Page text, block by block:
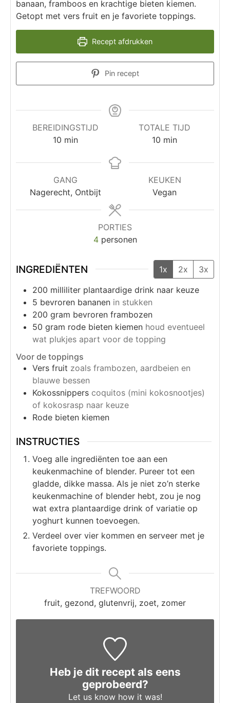
banaan, framboos en krachtige bieten kiemen.
Getopt met vers fruit en je favoriete toppings.
Recept afdrukken
Pin recept
BEREIDINGSTIJD
10 min
TOTALE TIJD
10 min
GANG
Nagerecht, Ontbijt
KEUKEN
Vegan
PORTIES
4 personen
INGREDIËNTEN 1x 2x
3x
200 milliliter plantaardige drink naar keuze
5 bevroren bananen in stukken
200 gram bevroren frambozen
50 gram rode bieten kiemen houd eventueel
wat plukjes apart voor de topping
Voor de toppings
Vers fruit zoals frambozen, aardbeien en
blauwe bessen
Kokossnippers coquitos (mini kokosnootjes)
of kokosrasp naar keuze
Rode bieten kiemen
INSTRUCTIES
Voeg alle ingrediënten toe aan een
keukenmachine of blender. Pureer tot een
gladde, dikke massa. Als je niet zo’n sterke
keukenmachine of blender hebt, zou je nog
wat extra plantaardige drink of variatie op
yoghurt kunnen toevoegen.
Verdeel over vier kommen en serveer met je
favoriete toppings.
TREFWOORD
fruit, gezond, glutenvrij, zoet, zomer
Heb je dit recept als eens
geprobeerd?
Let us knowhow it was!